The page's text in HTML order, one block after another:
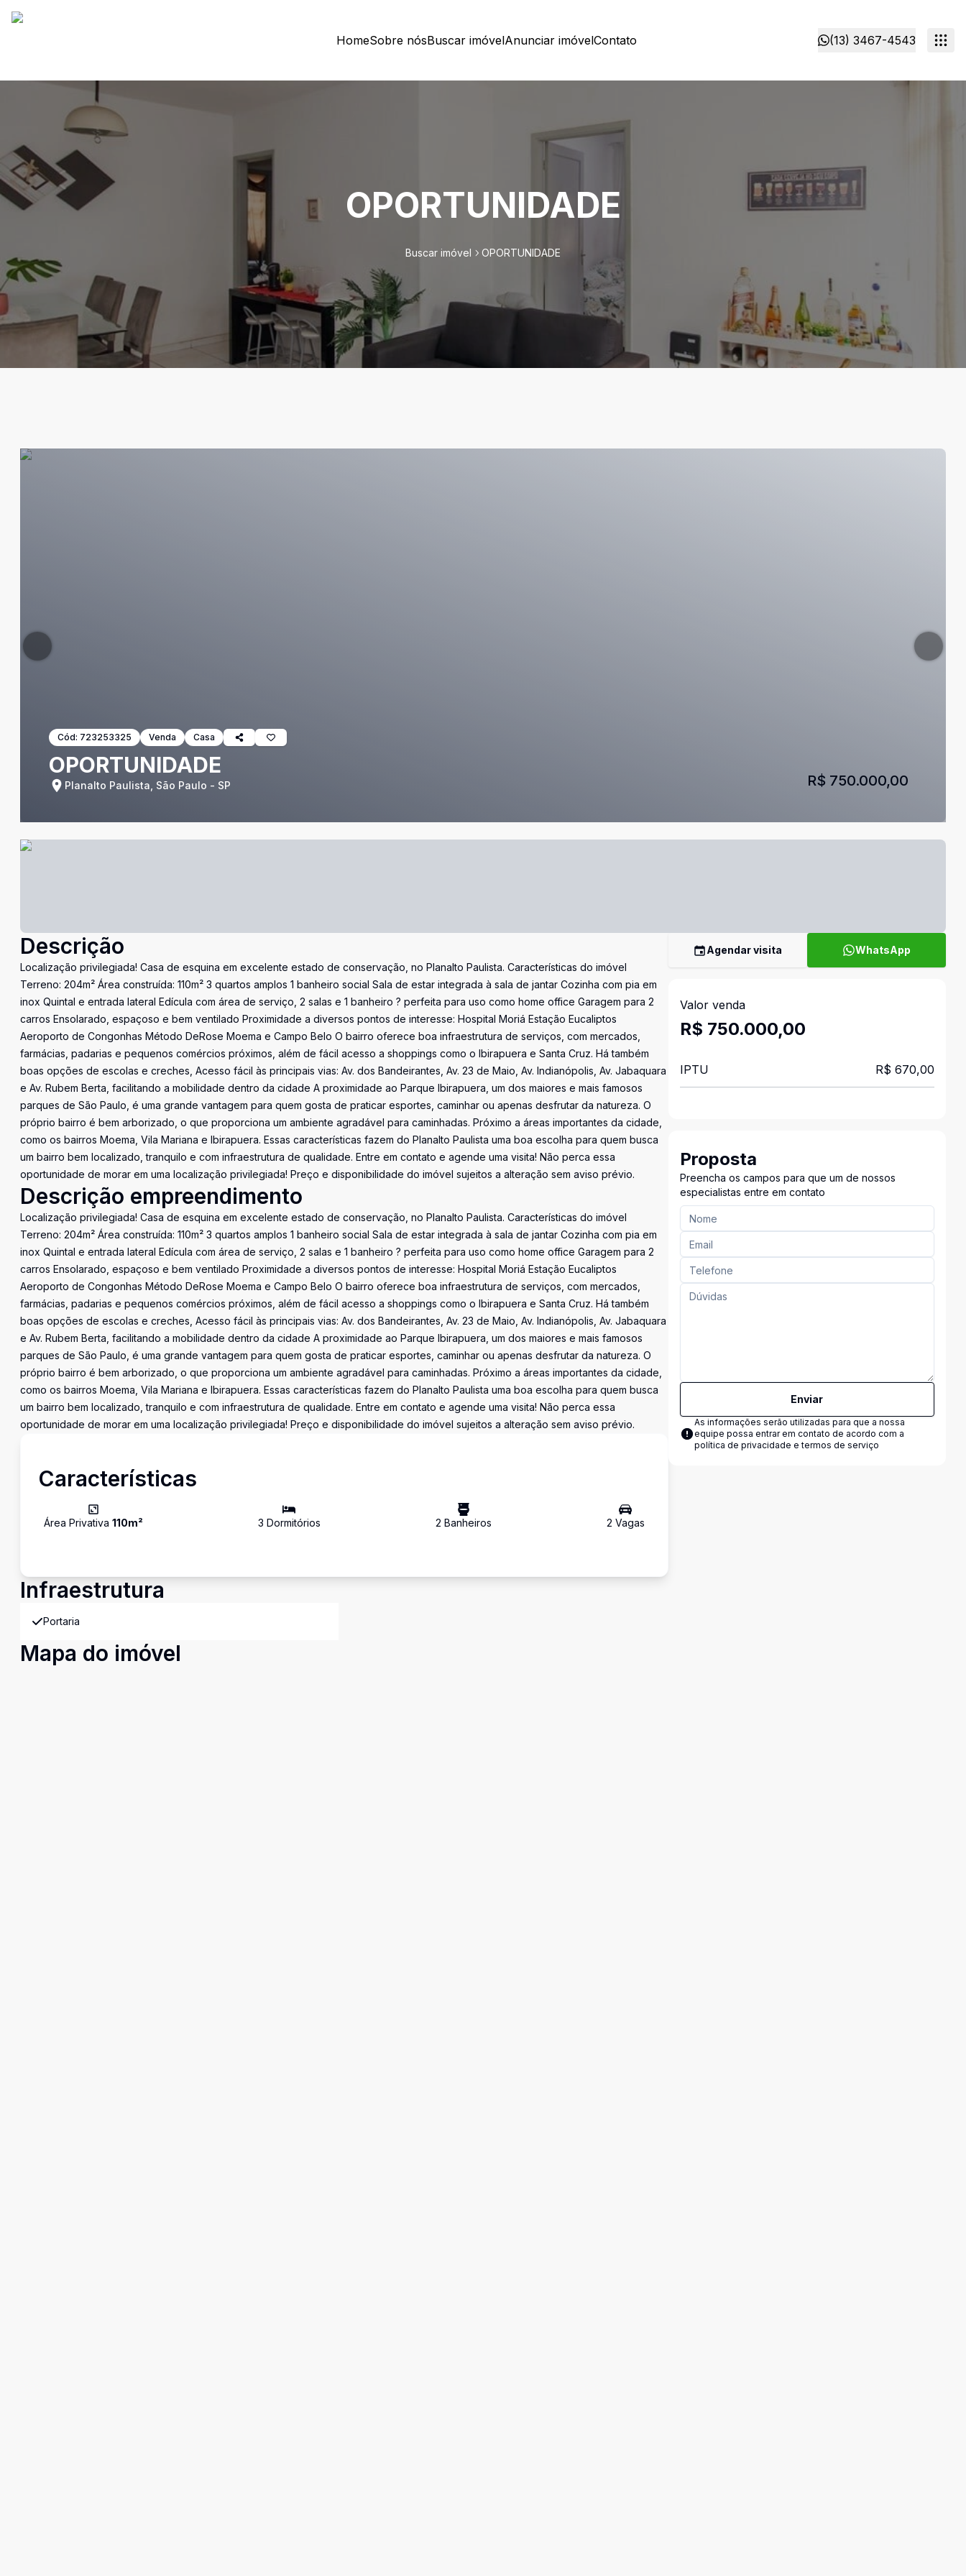
HomeSobre nósBuscar imóvelAnunciar imóvelContato (13) 3467-4543
OPORTUNIDADE
Buscar imóvel OPORTUNIDADE
Cód: 723253325 Venda Casa
OPORTUNIDADE
Planalto Paulista, São Paulo - SP R$ 750.000,00
Descrição
Localização privilegiada! Casa de esquina em excelente estado de conservação, no Planalto Paulista. Características do imóvel
Terreno: 204m² Área construída: 110m² 3 quartos amplos 1 banheiro social Sala de estar integrada à sala de jantar Cozinha com pia em
inox Quintal e entrada lateral Edícula com área de serviço, 2 salas e 1 banheiro ? perfeita para uso como home office Garagem para 2
carros Ensolarado, espaçoso e bem ventilado Proximidade a diversos pontos de interesse: Hospital Moriá Estação Eucaliptos
Aeroporto de Congonhas Método DeRose Moema e Campo Belo O bairro oferece boa infraestrutura de serviços, com mercados,
farmácias, padarias e pequenos comércios próximos, além de fácil acesso a shoppings como o Ibirapuera e Santa Cruz. Há também
boas opções de escolas e creches, Acesso fácil às principais vias: Av. dos Bandeirantes, Av. 23 de Maio, Av. Indianópolis, Av. Jabaquara
e Av. Rubem Berta, facilitando a mobilidade dentro da cidade A proximidade ao Parque Ibirapuera, um dos maiores e mais famosos
parques de São Paulo, é uma grande vantagem para quem gosta de praticar esportes, caminhar ou apenas desfrutar da natureza. O
próprio bairro é bem arborizado, o que proporciona um ambiente agradável para caminhadas. Próximo a áreas importantes da cidade,
como os bairros Moema, Vila Mariana e Ibirapuera. Essas características fazem do Planalto Paulista uma boa escolha para quem busca
um bairro bem localizado, tranquilo e com infraestrutura de qualidade. Entre em contato e agende uma visita! Não perca essa
oportunidade de morar em uma localização privilegiada! Preço e disponibilidade do imóvel sujeitos a alteração sem aviso prévio.
Descrição empreendimento
Localização privilegiada! Casa de esquina em excelente estado de conservação, no Planalto Paulista. Características do imóvel
Terreno: 204m² Área construída: 110m² 3 quartos amplos 1 banheiro social Sala de estar integrada à sala de jantar Cozinha com pia em
inox Quintal e entrada lateral Edícula com área de serviço, 2 salas e 1 banheiro ? perfeita para uso como home office Garagem para 2
carros Ensolarado, espaçoso e bem ventilado Proximidade a diversos pontos de interesse: Hospital Moriá Estação Eucaliptos
Aeroporto de Congonhas Método DeRose Moema e Campo Belo O bairro oferece boa infraestrutura de serviços, com mercados,
farmácias, padarias e pequenos comércios próximos, além de fácil acesso a shoppings como o Ibirapuera e Santa Cruz. Há também
boas opções de escolas e creches, Acesso fácil às principais vias: Av. dos Bandeirantes, Av. 23 de Maio, Av. Indianópolis, Av. Jabaquara
e Av. Rubem Berta, facilitando a mobilidade dentro da cidade A proximidade ao Parque Ibirapuera, um dos maiores e mais famosos
parques de São Paulo, é uma grande vantagem para quem gosta de praticar esportes, caminhar ou apenas desfrutar da natureza. O
próprio bairro é bem arborizado, o que proporciona um ambiente agradável para caminhadas. Próximo a áreas importantes da cidade,
como os bairros Moema, Vila Mariana e Ibirapuera. Essas características fazem do Planalto Paulista uma boa escolha para quem busca
um bairro bem localizado, tranquilo e com infraestrutura de qualidade. Entre em contato e agende uma visita! Não perca essa
oportunidade de morar em uma localização privilegiada! Preço e disponibilidade do imóvel sujeitos a alteração sem aviso prévio.
Características
Área Privativa 110m² 3 Dormitórios 2 Banheiros 2 Vagas
Infraestrutura
Portaria
Mapa do imóvel
Agendar visita WhatsApp
Valor venda
R$ 750.000,00
IPTU R$ 670,00
Proposta
Preencha os campos para que um de nossos
especialistas entre em contato
Enviar
As informações serão utilizadas para que a nossa
equipe possa entrar em contato de acordo com a
política de privacidade e termos de serviço